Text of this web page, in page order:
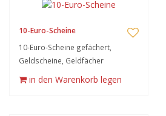
10-Euro-Scheine
10-Euro-Scheine gefächert,
Geldscheine, Geldfächer
in den Warenkorb legen